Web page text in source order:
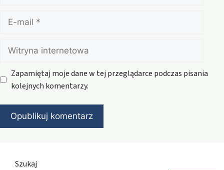
mail
Witryna
internetowa
Zapamiętaj moje dane w tej przeglądarce podczas pisania
kolejnych komentarzy.
Szukaj